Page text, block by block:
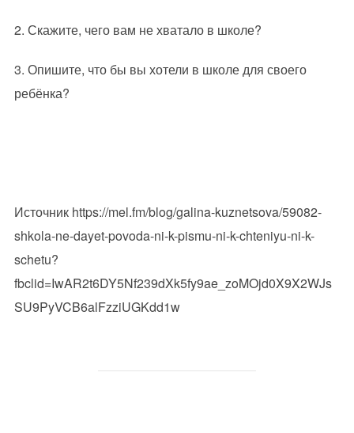
2. Скажите, чего вам не хватало в школе?
3. Опишите, что бы вы хотели в школе для своего
ребёнка?
Источник https://mel.fm/blog/galina-kuznetsova/59082-
shkola-ne-dayet-povoda-ni-k-pismu-ni-k-chteniyu-ni-k-
schetu?
fbclid=IwAR2t6DY5Nf239dXk5fy9ae_zoMOjd0X9X2WJs
SU9PyVCB6alFzziUGKdd1w